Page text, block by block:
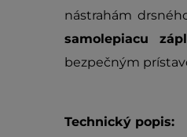
nástrahám
samolepiacu
bezpečným
Technický popis: